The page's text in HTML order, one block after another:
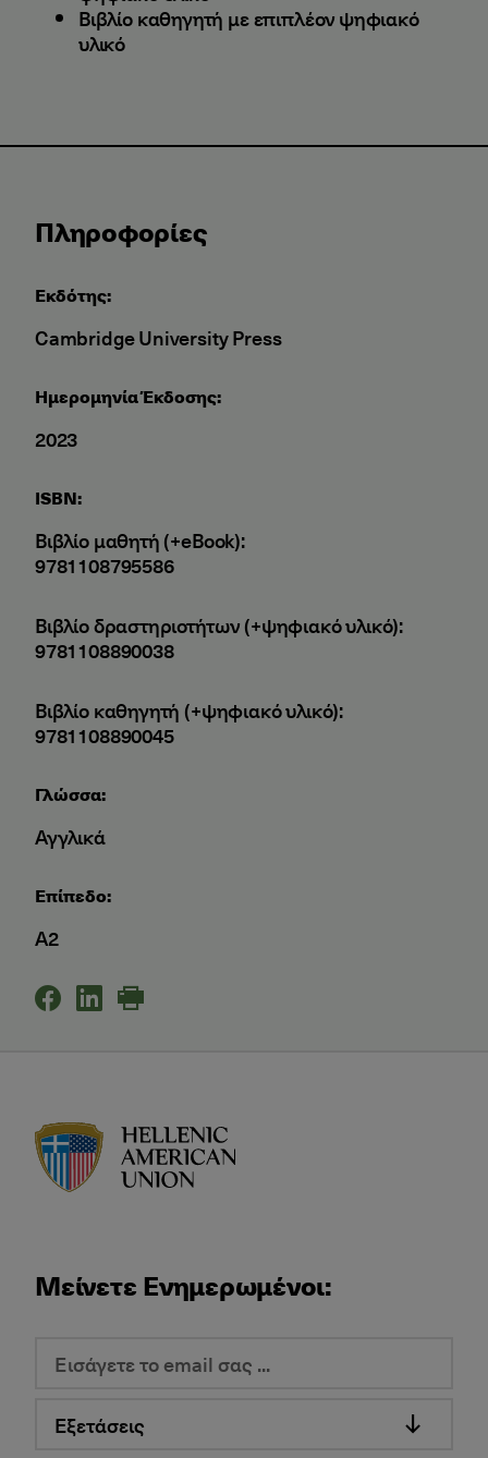
Πληροφορίες
Εκδότης:
Cambridge University Press
Ημερομηνία Έκδοσης:
2023
ISBN:
Βιβλίο μαθητή (+eBook):
9781108795586
Βιβλίο δραστηριοτήτων (+ψηφιακό υλικό):
9781108890038
Βιβλίο καθηγητή (+ψηφιακό υλικό):
9781108890045
Γλώσσα:
Αγγλικά
Επίπεδο:
A2
Βιβλίο καθηγητή με επιπλέον ψηφιακό
υλικό
Μείνετε Ενημερωμένοι:
Εξετάσεις